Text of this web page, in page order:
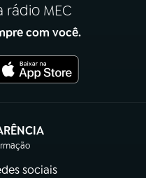
rádio MEC
com você.
em nova aba)
sociais